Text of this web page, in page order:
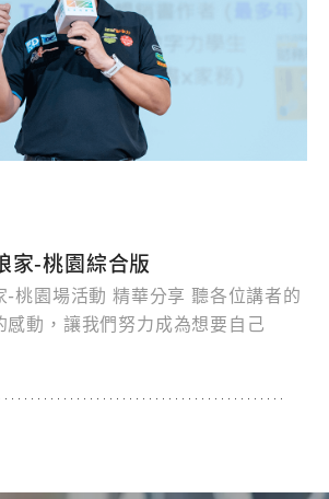
家-桃園綜合版
-桃園場活動 精華分享 聽各位講者的
感動，讓我們努力成為想要自己